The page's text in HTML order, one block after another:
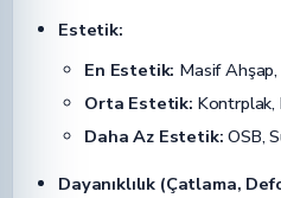
Estetik:
En Estetik: Masif
Orta Estetik: Kontrplak,
Daha Az Estetik: OSB,
Dayanıklılık (Çatlama,